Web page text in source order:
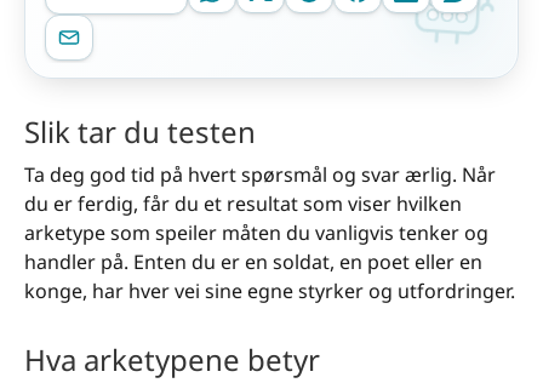
Slik tar du testen
Ta deg god tid på hvert spørsmål og svar ærlig. Når
du er ferdig, får du et resultat som viser hvilken
arketype som speiler måten du vanligvis tenker og
handler på. Enten du er en soldat, en poet eller en
konge, har hver vei sine egne styrker og utfordringer.
Hva arketypene betyr